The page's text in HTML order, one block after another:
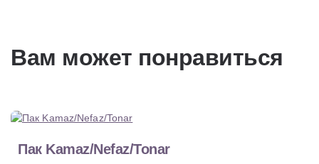
Вам может понравиться
Пак Kamaz/Nefaz/Tonar